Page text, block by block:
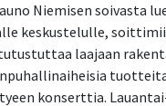
Niemisen soivasta
keskustelulle,
laajaan
konserttia.